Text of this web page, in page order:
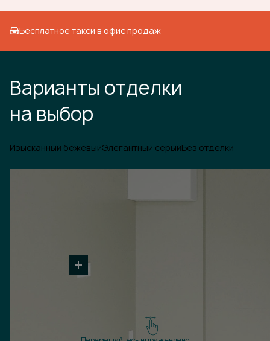
Бесплатное такси в офис продаж
Варианты отделки
на выбор
Изысканный бежевыйЭлегантный серыйБез отделки